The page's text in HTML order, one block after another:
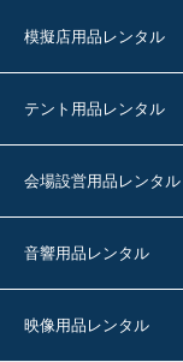
模擬店用品レンタル
テント用品レンタル
会場設営用品レンタル
音響用品レンタル
映像用品レンタル